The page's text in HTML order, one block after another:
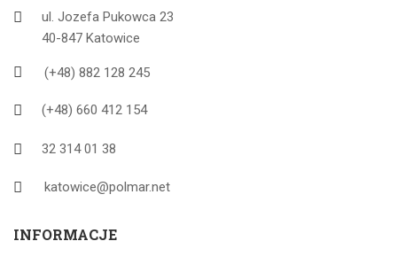
ul. Jozefa Pukowca 23
40-847 Katowice
(+48) 882 128 245
(+48) 660 412 154
32 314 01 38
katowice@polmar.net
INFORMACJE